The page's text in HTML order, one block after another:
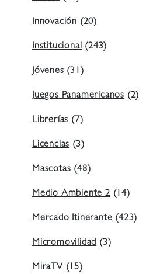
Innovación (20)
Institucional (243)
Jóvenes (31)
Juegos Panamericanos (2)
Librerías (7)
Licencias (3)
Mascotas (48)
Medio Ambiente 2(14)
Mercado Itinerante (423)
Micromovilidad (3)
MiraTV (15)